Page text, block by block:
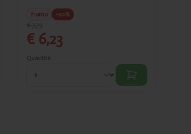
Promo -20%
€ 6,23
Quantité